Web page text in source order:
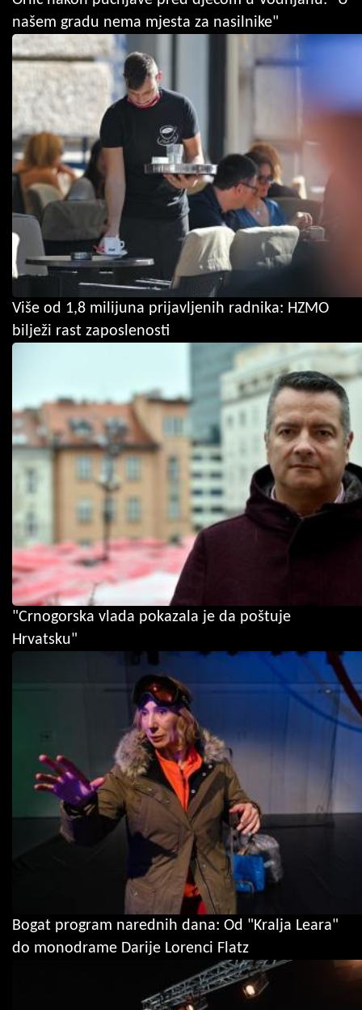
našem gradu nema mjesta za nasilnike"
Više od 1,8 milijuna prijavljenih radnika: HZMO
bilježi rast zaposlenosti
"Crnogorska vlada pokazala je da poštuje
Hrvatsku"
Bogat program narednih dana: Od "Kralja Leara"
do monodrame Darije Lorenci Flatz